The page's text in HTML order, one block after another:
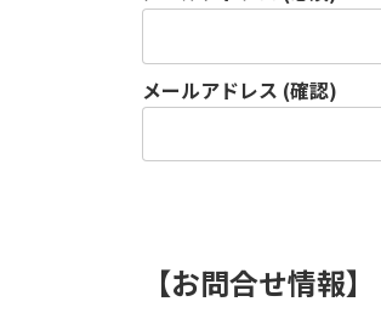
メールアドレス (確認)
【お問合せ情報】